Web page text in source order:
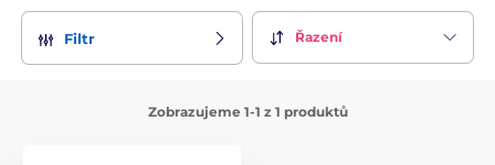
Filtr Řazení
Zobrazujeme 1-1 z 1 produktů